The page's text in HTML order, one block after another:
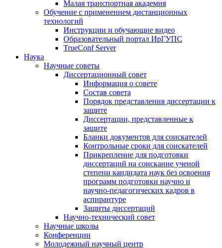
Малая транспортная академия
Обучение с применением дистанционных
технологий
Инструкции и обучающие видео
Образовательный портал ИрГУПС
TrueConf Server
Наука
Научные советы
Диссертационный совет
Информация о совете
Состав совета
Порядок представления диссертации к
защите
Диссертации, представленные к
защите
Бланки документов для соискателей
Контрольные сроки для соискателей
Прикрепление для подготовки
диссертаций на соискание ученой
степени кандидата наук без освоения
программ подготовки научно и
научно-педагогических кадров в
аспирантуре
Защиты диссертаций
Научно-технический совет
Научные школы
Конференции
Молодежный научный центр